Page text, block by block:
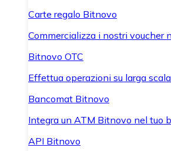
Carte regalo Bitnovo
Commercializza i nostri voucher
Bitnovo OTC
Effettua operazioni su larga
Bancomat Bitnovo
Integra un ATM Bitnovo nel tuo
API Bitnovo